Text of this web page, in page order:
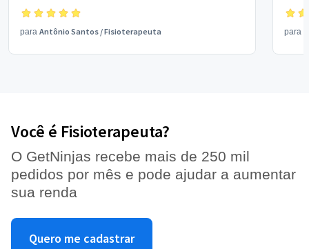
para Antônio Santos /Fisioterapeuta para
Você é Fisioterapeuta?
O GetNinjas recebe mais de 250 mil
pedidos por mês e pode ajudar a aumentar
sua renda
Quero me cadastrar